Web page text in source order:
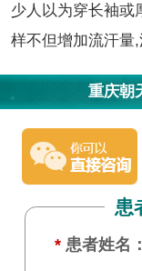
少人以为穿长袖或
样不但增加流汗量
重庆朝
患
* 患者姓名：